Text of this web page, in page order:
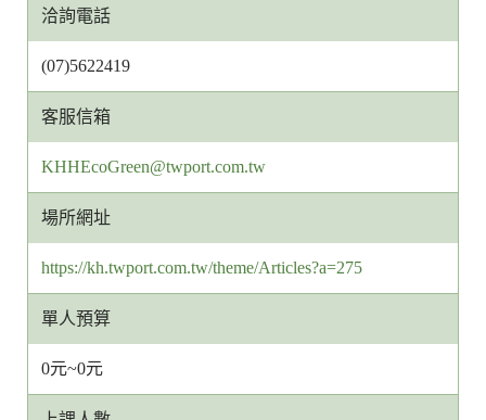
洽詢電話
(07)5622419
客服信箱
客
服
信
網
址
KHHEcoGreen@twport.com.tw
場所網址
https://kh.twport.com.tw/theme/Articles?a=275
單人預算
0元~0元